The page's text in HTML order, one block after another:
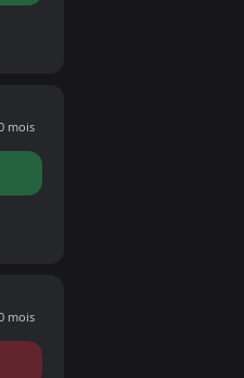
mois
mois